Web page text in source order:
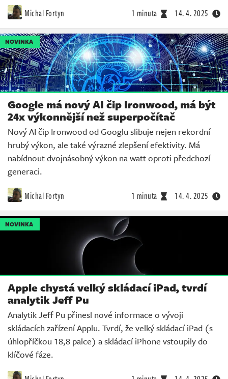
Michal Fortyn 1 minuta 14. 4. 2025
NOVINKA
Google má nový AI čip Ironwood, má být
24x výkonnější než superpočítač
Nový AI čip Ironwood od Googlu slibuje nejen rekordní
hrubý výkon, ale také výrazné zlepšení efektivity. Má
nabídnout dvojnásobný výkon na watt oproti předchozí
generaci.
Michal Fortyn 1 minuta 14. 4. 2025
NOVINKA
Apple chystá velký skládací iPad, tvrdí
analytik Jeff Pu
Analytik Jeff Pu přinesl nové informace o vývoji
skládacích zařízení Applu. Tvrdí, že velký skládací iPad (s
úhlopříčkou 18,8 palce) a skládací iPhone vstoupily do
klíčové fáze.